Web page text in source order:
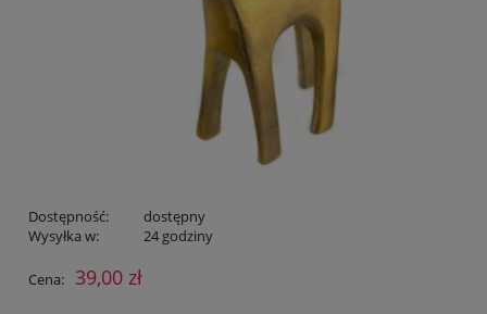
Dostępność:
dostępny
Wysyłka w:
24 godziny
Cena: 39,00 zł